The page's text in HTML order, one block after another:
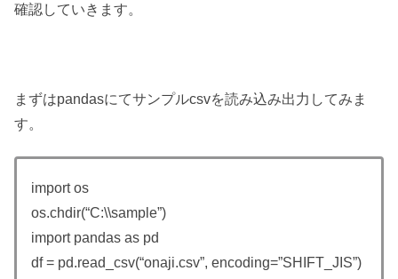
確認していきます。
まずはpandasにてサンプルcsvを読み込み出力してみま
す。
import os
os.chdir(“C:\\sample”)
import pandas as pd
df = pd.read_csv(“onaji.csv”, encoding=”SHIFT_JIS”)